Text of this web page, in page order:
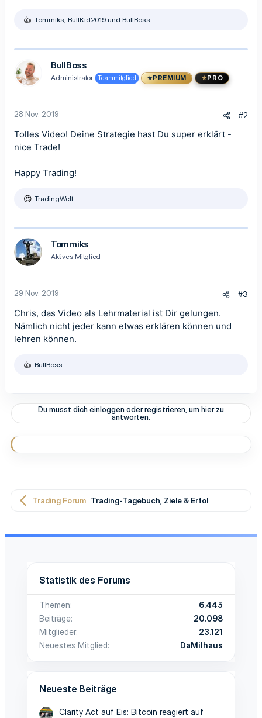
R
k
o
:
Tommiks, BullKid2019 und BullBoss
BullBoss
Administrator Teammitglied PREMIUM PRO
28 Nov. 2019 #2
Tolles Video! Deine Strategie hast Du super erklärt -
nice Trade!
Happy Trading!
R
k
t
i
o
n
:
TradingWelt
Tommiks
Aktives Mitglied
29 Nov. 2019 #3
Chris, das Video als Lehrmaterial ist Dir gelungen.
Nämlich nicht jeder kann etwas erklären können und
lehren können.
R
t
o
n
n
BullBoss
Du musst dich einloggen oder registrieren, um hier zu
antworten.
Trading Forum Trading-Tagebuch, Ziele & Erfolge
Statistik des Forums
Themen
6.445
Beiträge
20.098
Mitglieder
23.121
Neuestes Mitglied
DaMilhaus
Neueste Beiträge
Clarity Act auf Eis: Bitcoin reagiert auf